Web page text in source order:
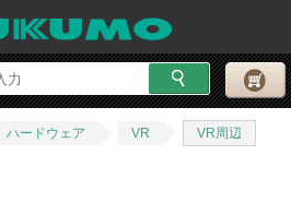
ハードウェア VR VR周辺